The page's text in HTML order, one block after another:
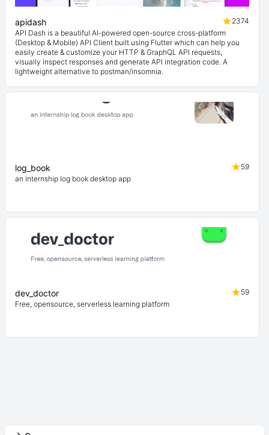
apidash
2374
API Dash is a beautiful AI-powered open-source cross-platform
(Desktop & Mobile) API Client built using Flutter which can help you
easily create & customize your HTTP & GraphQL API requests,
visually inspect responses and generate API integration code. A
lightweight alternative to postman/insomnia.
log_book
59
an internship log book desktop app
dev_doctor
59
Free, opensource, serverless learning platform